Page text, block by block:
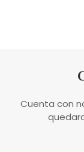
Cuenta con